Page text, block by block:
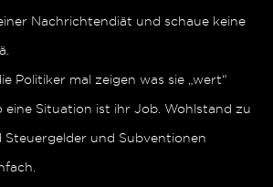
Nachrichtendiät und schaue keine
Politiker mal zeigen was sie „wert“
eine Situation ist ihr Job. Wohlstand zu
Steuergelder und Subventionen